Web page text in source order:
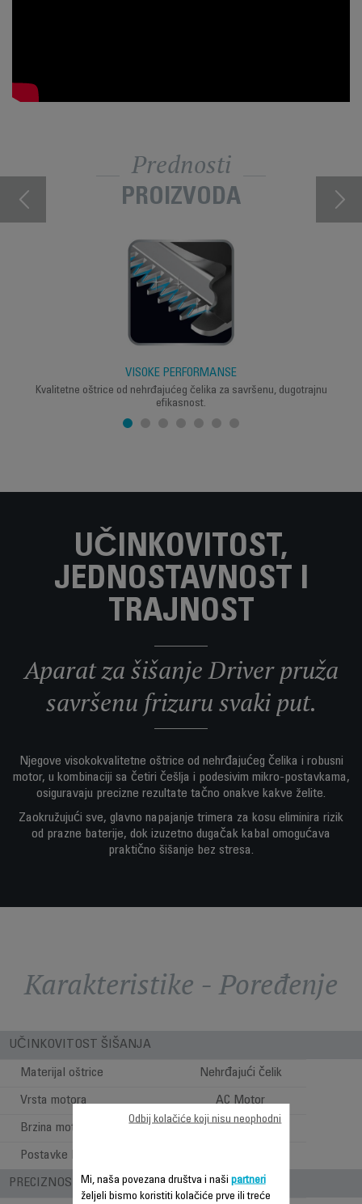
Prednosti
PROIZVODA
VISOKE PERFORMANSE
Kvalitetne oštrice od nehrđajućeg čelika za savršenu, dugotrajnu
efikasnost.
UČINKOVITOST,
JEDNOSTAVNOST I
TRAJNOST
Aparat za šišanje Driver pruža
savršenu frizuru svaki put.
Njegove visokokvalitetne oštrice od nehrđajućeg čelika i robusni
motor, u kombinaciji sa četiri češlja i podesivim mikro-postavkama,
osiguravaju precizne rezultate tačno onakve kakve želite.
Zaokružujući sve, glavno napajanje trimera za kosu eliminira rizik
od prazne baterije, dok izuzetno dugačak kabal omogućava
praktično šišanje bez stresa.
Karakteristike - Poređenje
UČINKOVITOST ŠIŠANJA
Materijal oštrice Nehrđajući čelik
Vrsta motora AC Motor
Brzina motora (rpm) 3000
Postavke brzine
PRECIZNOST Mi, naša povezana društva i naši partneri
željeli bismo koristiti kolačiće prve ili treće
Odbij kolačiće koji nisu neophodni